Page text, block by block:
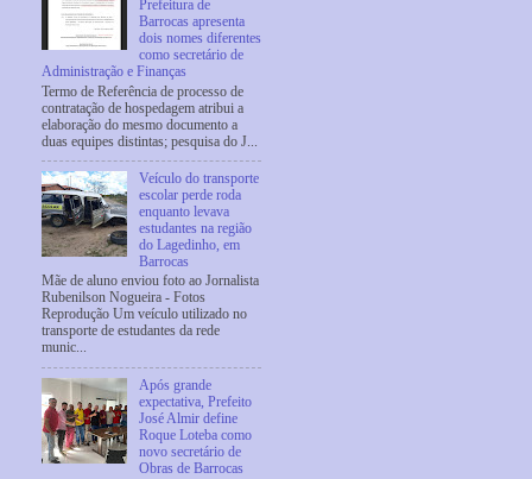
Prefeitura de
Barrocas apresenta
dois nomes diferentes
como secretário de
Administração e Finanças
Termo de Referência de processo de
contratação de hospedagem atribui a
elaboração do mesmo documento a
duas equipes distintas; pesquisa do J...
Veículo do transporte
escolar perde roda
enquanto levava
estudantes na região
do Lagedinho, em
Barrocas
Mãe de aluno enviou foto ao Jornalista
Rubenilson Nogueira - Fotos
Reprodução Um veículo utilizado no
transporte de estudantes da rede
munic...
Após grande
expectativa, Prefeito
José Almir define
Roque Loteba como
novo secretário de
Obras de Barrocas